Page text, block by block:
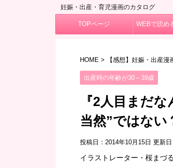
妊娠・出産・育児漫画のカタログ
TOPページ WEBで読め
HOME> 【感想】妊娠・出産漫
出産時の年齢が30～39歳
『2人目まだ
当然”ではない
投稿日：2014年10月15日 更新日
イラストレーター・桜まづ